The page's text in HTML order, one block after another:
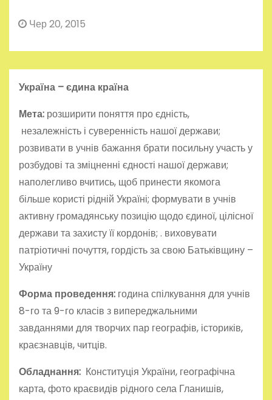
Чер 20, 2015
Україна –єдина країна
Мета: розширити поняття про єдність,
незалежність і суверенність нашої держави;
розвивати в учнів бажання брати посильну участь у
розбудові та зміцненні єдності нашої держави;
наполегливо вчитись, щоб принести якомога
більше користі рідній Україні; формувати в учнів
активну громадянську позицію щодо єдиної, цілісної
держави та захисту її кордонів; . виховувати
патріотичні почуття, гордість за свою Батьківщину –
Україну
Форма проведення: година спілкування для учнів
8-го та 9-го класів з випереджальними
завданнями для творчих пар географів, істориків,
краєзнавців, читців.
Обладнання: Конституція України, географічна
карта, фото краєвидів рідного села Гланишів,